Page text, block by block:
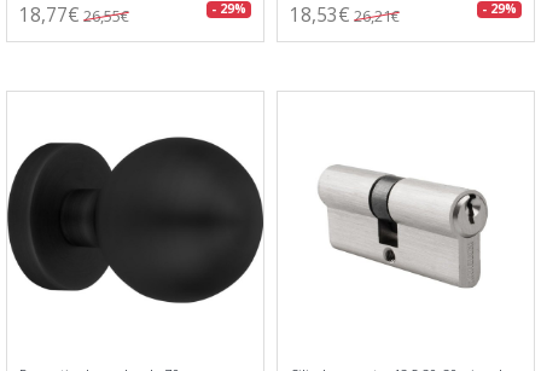
18,77€ 26,55€ - 29% 18,53€ 26,21€ - 29%